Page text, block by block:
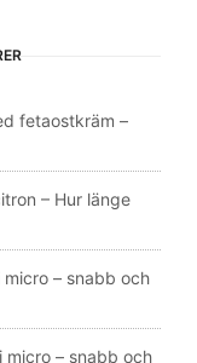
fetaostkräm –
– Hur länge
– snabb och
micro – snabb och